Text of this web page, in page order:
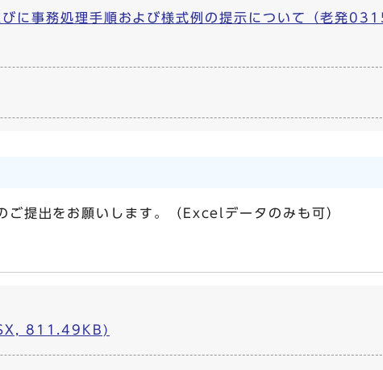
に事務処理手順および様式例の提示について（老発
提出をお願いします。（Excelデータのみも可）
811.49KB)